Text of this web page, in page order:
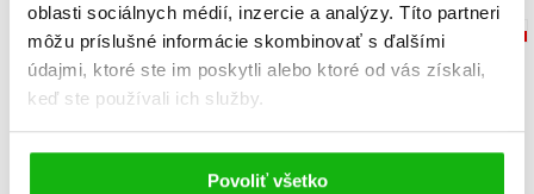
oblasti sociálnych médií, inzercie a analýzy. Títo partneri
môžu príslušné informácie skombinovať s ďalšími
údajmi, ktoré ste im poskytli alebo ktoré od vás získali,
keď ste používali ich služby.
Povoliť všetko